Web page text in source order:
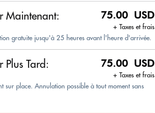
Maintenant: 75.00 USD
+ Taxes et frais
gratuite jusqu'à 25 heures avant l'heure d'arrivée.
Plus Tard: 75.00 USD
+ Taxes et frais
sur place. Annulation possible à tout moment sans